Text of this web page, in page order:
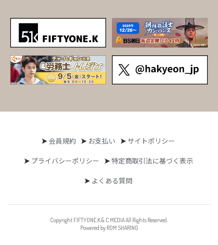
会員規約 お支払い サイトポリシー
プライバシーポリシー 特定商取引法に基づく表示
よくある質問
Copyright FIFTYONE.K & C MEDIA All Rights Reserved.
Powered by ROM SHARING